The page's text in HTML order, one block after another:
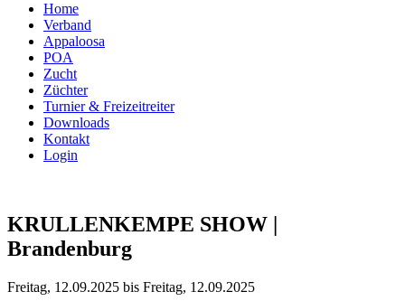
Home
Verband
Appaloosa
POA
Zucht
Züchter
Turnier & Freizeitreiter
Downloads
Kontakt
Login
KRULLENKEMPE SHOW |
Brandenburg
Freitag, 12.09.2025 bis Freitag, 12.09.2025